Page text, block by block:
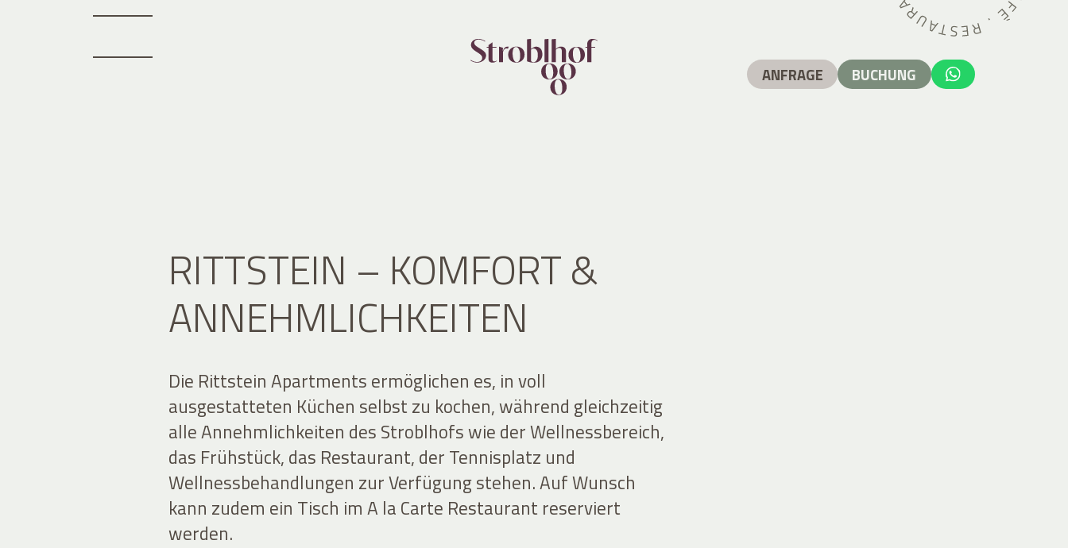
RITTSTEIN – KOMFORT &
ANNEHMLICHKEITEN
Die Rittstein Apartments ermöglichen es, in voll
ausgestatteten Küchen selbst zu kochen, während gleichzeitig
alle Annehmlichkeiten des Stroblhofs wie der Wellnessbereich,
das Frühstück, das Restaurant, der Tennisplatz und
Wellnessbehandlungen zur Verfügung stehen. Auf Wunsch
kann zudem ein Tisch im A la Carte Restaurant reserviert
werden.
ANFRAGE BUCHUNG